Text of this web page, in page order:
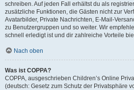
schreiben. Auf jeden Fall erhältst du als
zusätzliche Funktionen, die Gästen nicht zur
Avatarbilder, Private Nachrichten, E-Mail-
zu Benutzergruppen und so weiter. Wir
schnell erledigt ist und dir zahlreiche Vorteile
Nach oben
Was ist COPPA?
COPPA, ausgeschrieben Children’s Online
(deutsch: Gesetz zum Schutz der Privatsphäre